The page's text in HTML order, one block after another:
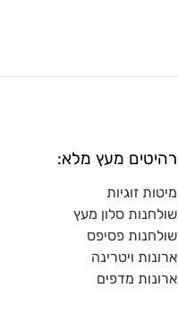
רהיטים מעץ מלא:
מיטות זוגיות
שולחנות סלון מעץ
שולחנות פסיפס
ארונות ויטרינה
ארונות מדפים